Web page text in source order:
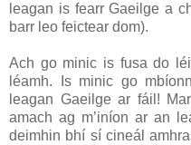
leagan is fearr Gaeilge a
barr leo feictear dom).
Ach go minic is fusa do
léamh. Is minic go
leagan Gaeilge ar fáil!
amach ag m’iníon ar an
deimhin bhí sí cineál